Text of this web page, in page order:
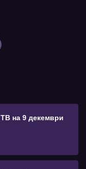
на 9 декември